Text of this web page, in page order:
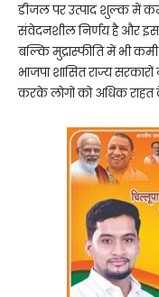
डीजल पर उत्पाद शुल्क में कमी
संवेदनशील निर्णय है और
बल्कि मुद्रास्फीति में भी
भाजपा शासित राज्य
करके लोगों को अधिक राहत